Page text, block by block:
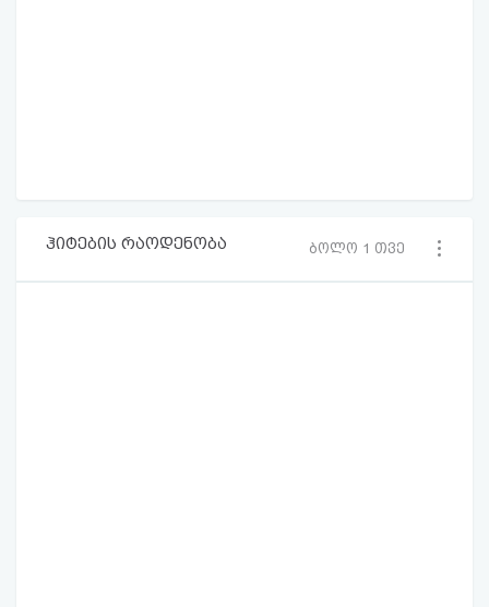
ჰიტების რაოდენობა ბოლო 1 თვე